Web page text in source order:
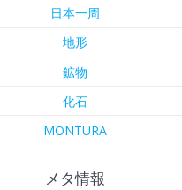
日本一周
地形
鉱物
化石
MONTURA
メタ情報